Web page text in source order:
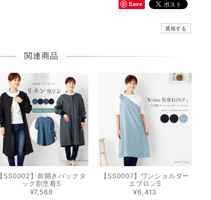
Save
通報する
関連商品
【SS0002】前開きバックタ
ック割烹着S
¥7,568
【SS0007】ワンショルダー
エプロンS
¥6,413